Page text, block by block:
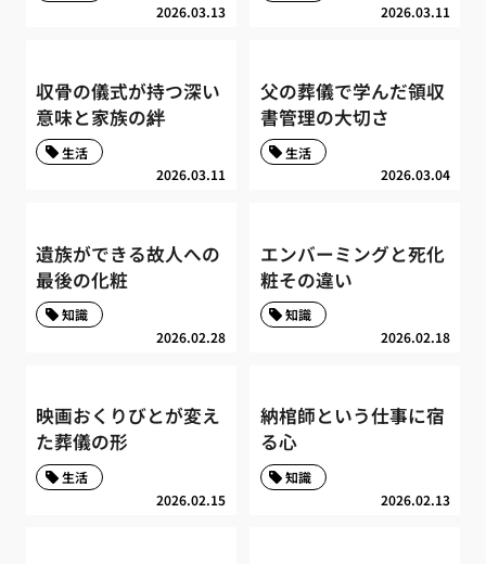
2026.03.13 2026.03.11
収骨の儀式が持つ深い
意味と家族の絆
2026.03.11
生活
父の葬儀で学んだ領収
書管理の大切さ
2026.03.04
生活
遺族ができる故人への
最後の化粧
2026.02.28
知識
エンバーミングと死化
粧その違い
2026.02.18
知識
映画おくりびとが変え
た葬儀の形
2026.02.15
生活
納棺師という仕事に宿
る心
2026.02.13
知識